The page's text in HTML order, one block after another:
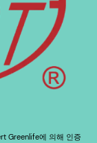
Greenlife에 의해 인증